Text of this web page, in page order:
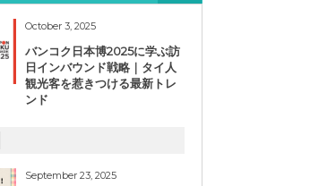
October 3, 2025
バンコク日本博2025に学ぶ訪
日インバウンド戦略｜タイ人
観光客を惹きつける最新トレ
ンド
September 23, 2025